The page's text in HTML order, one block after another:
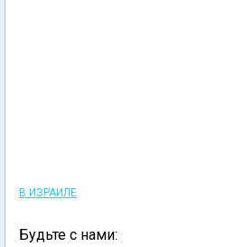
В ИЗРАИЛЕ
Будьте с нами: